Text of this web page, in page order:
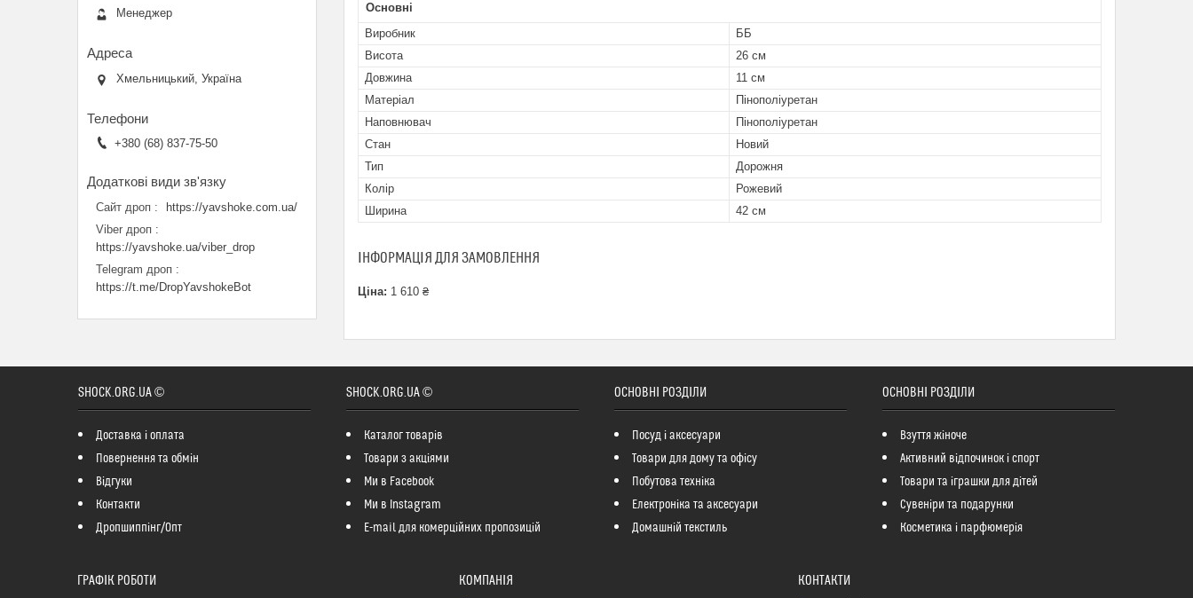
Основні
Виробник
ББ
Висота
26 см
Довжина
11 см
Матеріал
Пінополіуретан
Наповнювач
Пінополіуретан
Стан
Новий
Тип
Дорожня
Колір
Рожевий
Ширина
42 см
ІНФОРМАЦІЯ ДЛЯ ЗАМОВЛЕННЯ
Ціна: 1 610 ₴
Менеджер
Хмельницький, Україна
+380 (68) 837-75-50
Сайт дроп
https://yavshoke.com.ua/
Viber дроп
https://yavshoke.ua/viber_drop
Telegram дроп
https://t.me/DropYavshokeBot
SHOCK.ORG.UA ©
Доставка і оплата
Повернення та обмін
Відгуки
Контакти
Дропшиппінг/Опт
SHOCK.ORG.UA ©
Каталог товарів
Товари з акціями
Ми в Facebook
Ми в Instagram
E-mail для комерційних пропозицій
ОСНОВНІ РОЗДІЛИ
Посуд і аксесуари
Товари для дому та офісу
Побутова техніка
Електроніка та аксесуари
Домашній текстиль
ОСНОВНІ РОЗДІЛИ
Взуття жіноче
Активний відпочинок і спорт
Товари та іграшки для дітей
Сувеніри та подарунки
Косметика і парфюмерія
ГРАФІК РОБОТИ